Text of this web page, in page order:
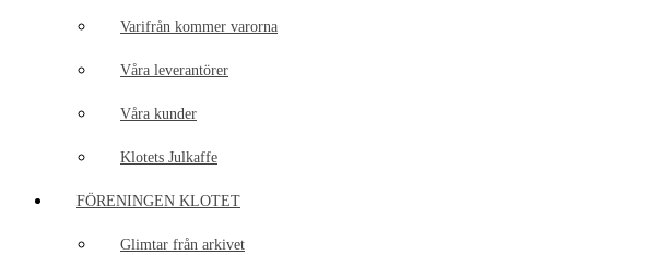
Varifrån kommer varorna
Våra leverantörer
Våra kunder
Klotets Julkaffe
FÖRENINGEN KLOTET
Glimtar från arkivet